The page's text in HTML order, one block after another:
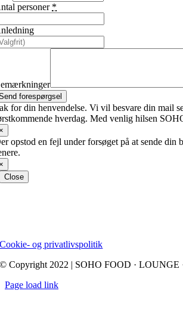
personer *
forespørgsel
for din henvendelse. Vi vil besvare din mail
hverdag. Med venlig hilsen
opstod en fejl under forsøget på at sende din
Close
Cookie- og privatlivspolitik
© Copyright 2022 | SOHO FOOD · LOUNGE
Page load link